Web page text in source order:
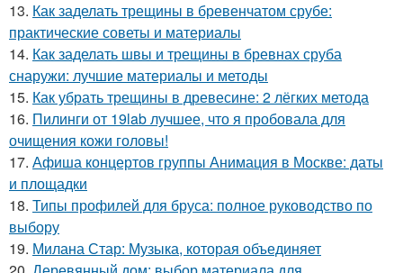
13. Как заделать трещины в бревенчатом срубе:
практические советы и материалы
14. Как заделать швы и трещины в бревнах сруба
снаружи: лучшие материалы и методы
15. Как убрать трещины в древесине: 2 лёгких метода
16. Пилинги от 19lab лучшее, что я пробовала для
очищения кожи головы!
17. Афиша концертов группы Анимация в Москве: даты
и площадки
18. Типы профилей для бруса: полное руководство по
выбору
19. Милана Стар: Музыка, которая объединяет